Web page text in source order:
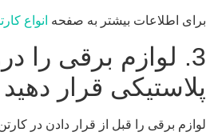
برای اطلاعات بیشتر به صفحه انواع
3. لوازم برقی را
پلاستیکی قرار دهید
لوازم برقی را قبل از قرار دادن در